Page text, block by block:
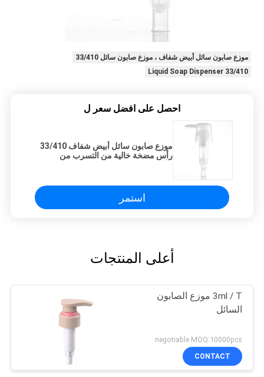
موزع صابون سائل أبيض شفاف ، موزع صابون سائل 33/410
Liquid Soap Dispenser 33/410
احصل على افضل سعر ل
موزع صابون سائل أبيض شفاف 33/410
رأس مضخة خالية من التسرب من
استمر
أعلى المنتجات
3ml / T موزع الصابون
السائل
negotiable MOQ:10000pcs
CONTACT